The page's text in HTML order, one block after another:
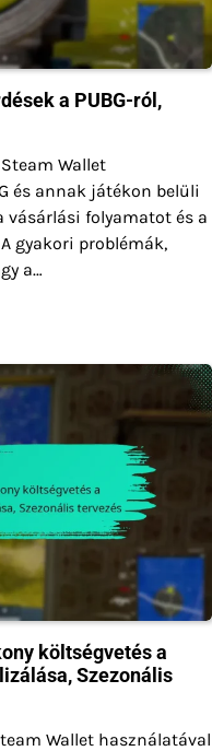
a PUBG-ról,
Wallet
és annak játékon belüli
vásárlási folyamatot és a
gyakori problémák,
a…
költségvetés a
Szezonális
Wallet használatával